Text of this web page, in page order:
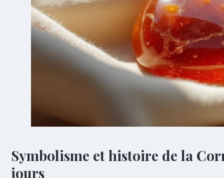
Symbolisme et histoire de la
jours